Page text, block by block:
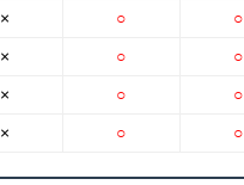
×
×
×
×
○
○
○
○
○
○
○
○